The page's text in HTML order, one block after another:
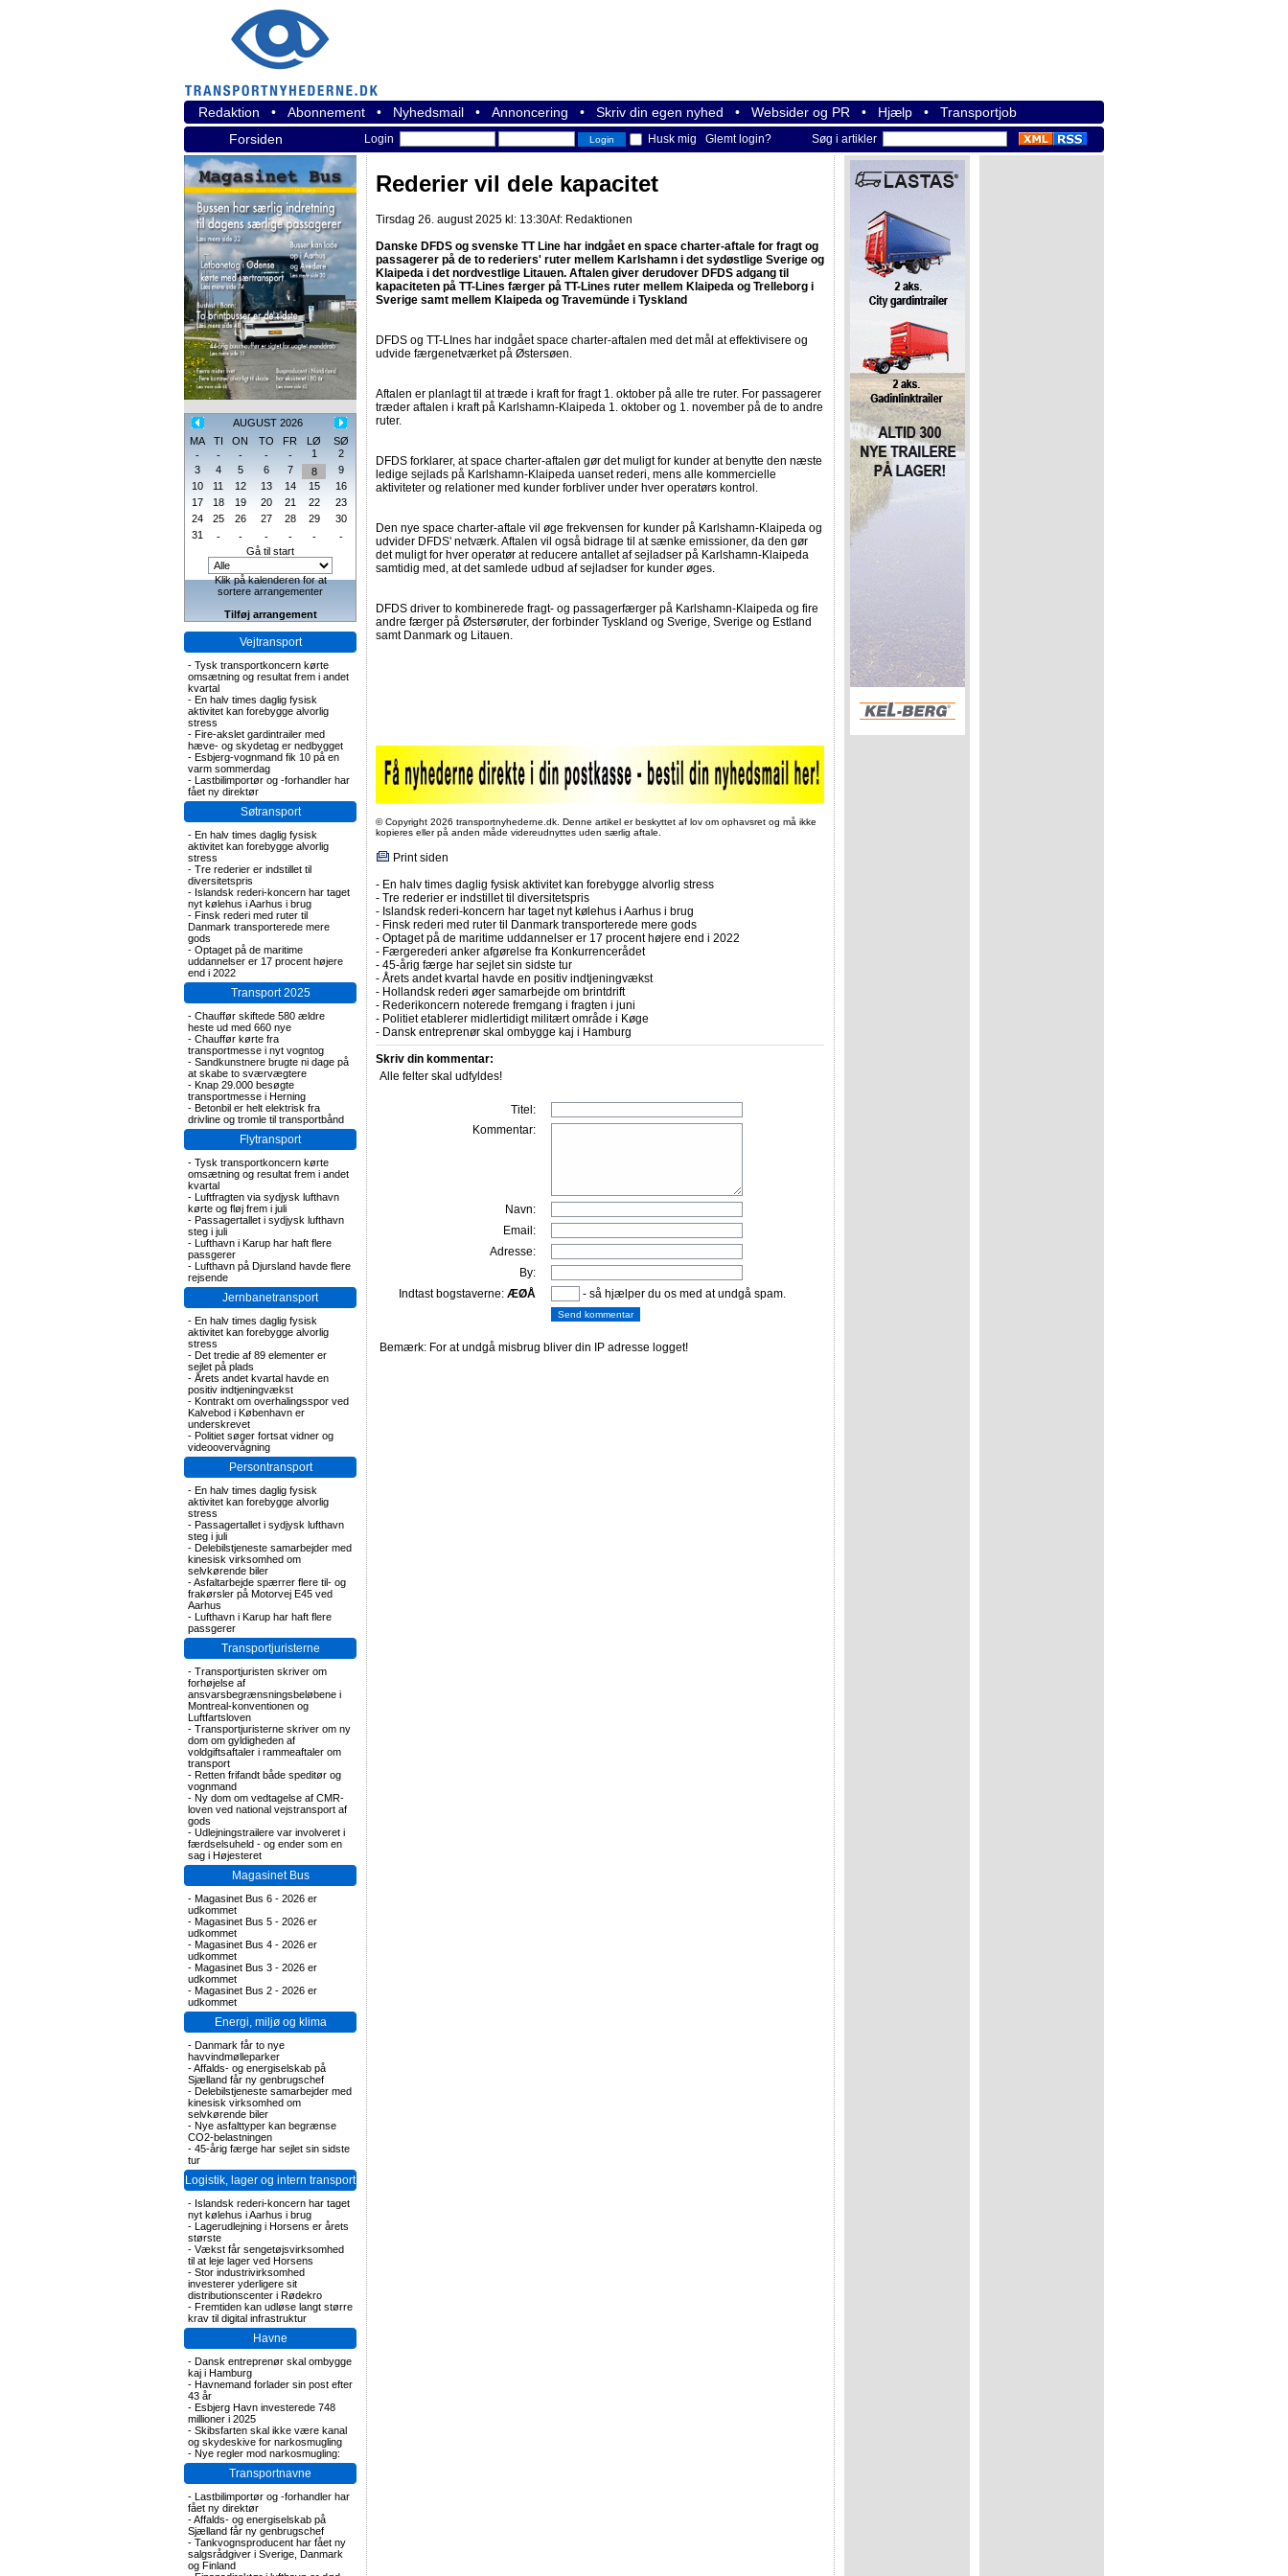
Redaktion • Abonnement • Nyhedsmail • Annoncering • Skriv din egen nyhed • Websider og PR • Hjælp • Transportjob
Forsiden
Login Husk mig Glemt login? Søg i artikler
AUGUST 2026
MA
TI ON TO FR LØ
SØ
-
- - - - 1
2
3
4 5 6 7 8
9
10
11 12 13 14 15
16
17
18 19 20 21 22
23
24
25 26 27 28 29
30
31
- - - - -
-
Gå til start
Klik på kalenderen for at
sortere arrangementer
Tilføj arrangement
Vejtransport
- Tysk transportkoncern kørte
omsætning og resultat frem i andet
kvartal
- En halv times daglig fysisk
aktivitet kan forebygge alvorlig
stress
- Fire-akslet gardintrailer med
hæve- og skydetag er nedbygget
- Esbjerg-vognmand fik 10 på en
varm sommerdag
- Lastbilimportør og -forhandler har
fået ny direktør
Søtransport
- En halv times daglig fysisk
aktivitet kan forebygge alvorlig
stress
- Tre rederier er indstillet til
diversitetspris
- Islandsk rederi-koncern har taget
nyt kølehus i Aarhus i brug
- Finsk rederi med ruter til
Danmark transporterede mere
gods
- Optaget på de maritime
uddannelser er 17 procent højere
end i 2022
Transport 2025
- Chauffør skiftede 580 ældre
heste ud med 660 nye
- Chauffør kørte fra
transportmesse i nyt vogntog
- Sandkunstnere brugte ni dage på
at skabe to sværvægtere
- Knap 29.000 besøgte
transportmesse i Herning
- Betonbil er helt elektrisk fra
drivline og tromle til transportbånd
Flytransport
- Tysk transportkoncern kørte
omsætning og resultat frem i andet
kvartal
- Luftfragten via sydjysk lufthavn
kørte og fløj frem i juli
- Passagertallet i sydjysk lufthavn
steg i juli
- Lufthavn i Karup har haft flere
passgerer
- Lufthavn på Djursland havde flere
rejsende
Jernbanetransport
- En halv times daglig fysisk
aktivitet kan forebygge alvorlig
stress
- Det tredie af 89 elementer er
sejlet på plads
- Årets andet kvartal havde en
positiv indtjeningvækst
- Kontrakt om overhalingsspor ved
Kalvebod i København er
underskrevet
- Politiet søger fortsat vidner og
videoovervågning
Persontransport
- En halv times daglig fysisk
aktivitet kan forebygge alvorlig
stress
- Passagertallet i sydjysk lufthavn
steg i juli
- Delebilstjeneste samarbejder med
kinesisk virksomhed om
selvkørende biler
-Asfaltarbejde spærrer flere til- og
frakørsler på Motorvej E45 ved
Aarhus
- Lufthavn i Karup har haft flere
passgerer
Transportjuristerne
- Transportjuristen skriver om
forhøjelse af
ansvarsbegrænsningsbeløbene i
Montreal-konventionen og
Luftfartsloven
- Transportjuristerne skriver om ny
dom om gyldigheden af
voldgiftsaftaler i rammeaftaler om
transport
- Retten frifandt både speditør og
vognmand
- Ny dom om vedtagelse af CMR-
loven ved national vejstransport af
gods
- Udlejningstrailere var involveret i
færdselsuheld - og ender som en
sag i Højesteret
Magasinet Bus
- Magasinet Bus 6 - 2026 er
udkommet
- Magasinet Bus 5 - 2026 er
udkommet
- Magasinet Bus 4 - 2026 er
udkommet
- Magasinet Bus 3 - 2026 er
udkommet
- Magasinet Bus 2 - 2026 er
udkommet
Energi, miljø og klima
- Danmark får to nye
havvindmølleparker
-Affalds- og energiselskab på
Sjælland får ny genbrugschef
- Delebilstjeneste samarbejder med
kinesisk virksomhed om
selvkørende biler
- Nye asfalttyper kan begrænse
CO2-belastningen
- 45-årig færge har sejlet sin sidste
tur
Logistik, lager og intern transport
- Islandsk rederi-koncern har taget
nyt kølehus i Aarhus i brug
- Lagerudlejning i Horsens er årets
største
- Vækst får sengetøjsvirksomhed
til at leje lager ved Horsens
- Stor industrivirksomhed
investerer yderligere sit
distributionscenter i Rødekro
- Fremtiden kan udløse langt større
krav til digital infrastruktur
Havne
- Dansk entreprenør skal ombygge
kaj i Hamburg
- Havnemand forlader sin post efter
43 år
- Esbjerg Havn investerede 748
millioner i 2025
- Skibsfarten skal ikke være kanal
og skydeskive for narkosmugling
- Nye regler mod narkosmugling:
Transportnavne
- Lastbilimportør og -forhandler har
fået ny direktør
-Affalds- og energiselskab på
Sjælland får ny genbrugschef
- Tankvognsproducent har fået ny
salgsrådgiver i Sverige, Danmark
og Finland
Rederier vil dele kapacitet
Tirsdag 26. august 2025 kl: 13:30Af: Redaktionen
Danske DFDS og svenske TT Line har indgået en space charter-aftale for fragt og
passagerer på de to rederiers' ruter mellem Karlshamn i det sydøstlige Sverige og
Klaipeda i det nordvestlige Litauen. Aftalen giver derudover DFDS adgang til
kapaciteten på TT-Lines færger på TT-Lines ruter mellem Klaipeda og Trelleborg i
Sverige samt mellem Klaipeda og Travemünde i Tyskland
DFDS og TT-LInes har indgået space charter-aftalen med det mål at effektivisere og
udvide færgenetværket på Østersøen.
Aftalen er planlagt til at træde i kraft for fragt 1. oktober på alle tre ruter. For passagerer
træder aftalen i kraft på Karlshamn-Klaipeda 1. oktober og 1. november på de to andre
ruter.
DFDS forklarer, at space charter-aftalen gør det muligt for kunder at benytte den næste
ledige sejlads på Karlshamn-Klaipeda uanset rederi, mens alle kommercielle
aktiviteter og relationer med kunder forbliver under hver operatørs kontrol.
Den nye space charter-aftale vil øge frekvensen for kunder på Karlshamn-Klaipeda og
udvider DFDS' netværk. Aftalen vil også bidrage til at sænke emissioner, da den gør
det muligt for hver operatør at reducere antallet af sejladser på Karlshamn-Klaipeda
samtidig med, at det samlede udbud af sejladser for kunder øges.
DFDS driver to kombinerede fragt- og passagerfærger på Karlshamn-Klaipeda og fire
andre færger på Østersøruter, der forbinder Tyskland og Sverige, Sverige og Estland
samt Danmark og Litauen.
© Copyright 2026 transportnyhederne.dk. Denne artikel er beskyttet af lov om ophavsret og må ikke
kopieres eller på anden måde videreudnyttes uden særlig aftale.
Print siden
- En halv times daglig fysisk aktivitet kan forebygge alvorlig stress
- Tre rederier er indstillet til diversitetspris
- Islandsk rederi-koncern har taget nyt kølehus i Aarhus i brug
- Finsk rederi med ruter til Danmark transporterede mere gods
- Optaget på de maritime uddannelser er 17 procent højere end i 2022
- Færgerederi anker afgørelse fra Konkurrencerådet
- 45-årig færge har sejlet sin sidste tur
- Årets andet kvartal havde en positiv indtjeningvækst
- Hollandsk rederi øger samarbejde om brintdrift
- Rederikoncern noterede fremgang i fragten i juni
- Politiet etablerer midlertidigt militært område i Køge
- Dansk entreprenør skal ombygge kaj i Hamburg
Skriv din kommentar:
Alle felter skal udfyldes!
Titel:
Kommentar:
Navn:
Email:
Adresse:
By:
Indtast bogstaverne: ÆØÅ - så hjælper du os med at undgå spam.
Bemærk: For at undgå misbrug bliver din IP adresse logget!